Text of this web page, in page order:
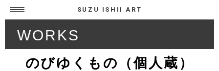
SUZU ISHII ART
WORKS
のびゆくもの（個人蔵）